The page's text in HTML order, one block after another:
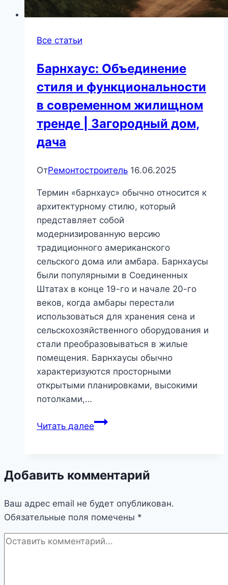
Все статьи
Барнхаус: Объединение
стиля и функциональности
в современном жилищном
тренде | Загородный дом,
дача
ОтРемонтостроитель 16.06.2025
Термин «барнхаус» обычно относится к
архитектурному стилю, который
представляет собой
модернизированную версию
традиционного американского
сельского дома или амбара. Барнхаусы
были популярными в Соединенных
Штатах в конце 19-го и начале 20-го
веков, когда амбары перестали
использоваться для хранения сена и
сельскохозяйственного оборудования и
стали преобразовываться в жилые
помещения. Барнхаусы обычно
характеризуются просторными
открытыми планировками, высокими
потолками,…
Читать далееБарнхаус:
функциональности
современном
жилищном
тренде
|
Добавить комментарий
Ваш адрес email не будет опубликован.
Обязательные поля помечены *